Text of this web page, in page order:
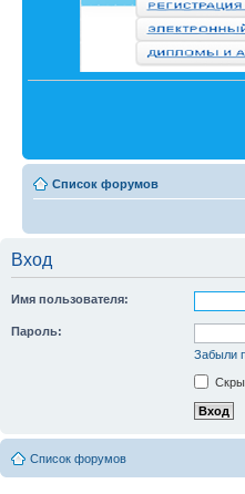
Список форумов
Вход
Имя пользователя:
Пароль:
Забыли
Список форумов